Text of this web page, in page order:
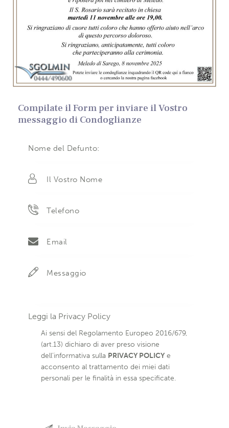
Compilate il Form per inviare il Vostro
messaggio di Condoglianze
Leggi la Privacy Policy
Ai sensi del Regolamento Europeo 2016/679,
(art.13) dichiaro di aver preso visione
dell’informativa sulla PRIVACY POLICYe
acconsento al trattamento dei miei dati
personali per le finalità in essa specificate.